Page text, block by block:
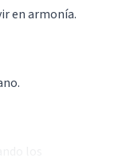
en armonía.